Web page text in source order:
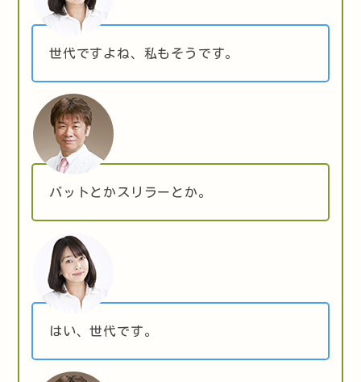
世代ですよね、私もそうです。
バットとかスリラーとか。
はい、世代です。